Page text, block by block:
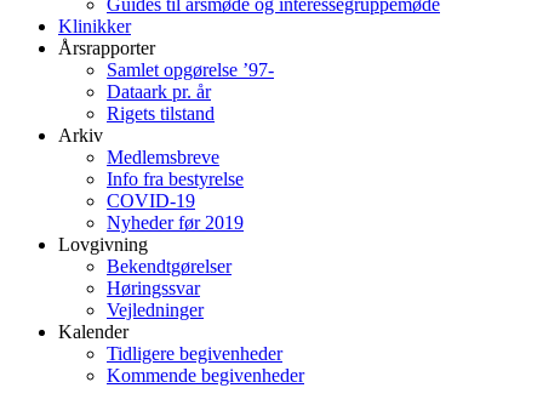
Guides til årsmøde og interessegruppemøde
Klinikker
Årsrapporter
Samlet opgørelse ’97-
Dataark pr. år
Rigets tilstand
Arkiv
Medlemsbreve
Info fra bestyrelse
COVID-19
Nyheder før 2019
Lovgivning
Bekendtgørelser
Høringssvar
Vejledninger
Kalender
Tidligere begivenheder
Kommende begivenheder